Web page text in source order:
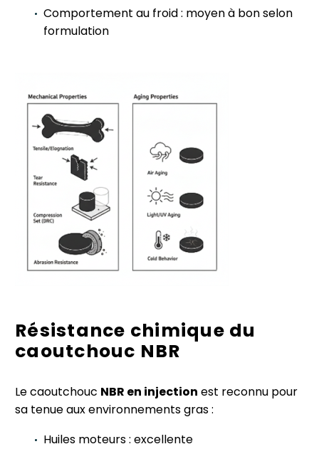
Comportement au froid : moyen à bon selon
formulation
Résistance chimique du
caoutchouc NBR
Le caoutchouc NBR en injection est reconnu pour
sa tenue aux environnements gras :
Huiles moteurs : excellente